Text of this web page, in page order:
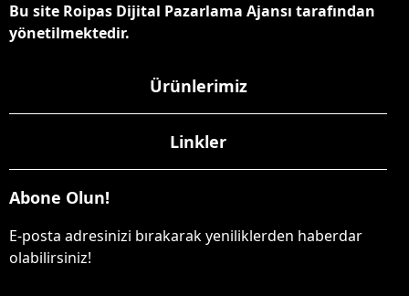
Bu site Roipas Dijital Pazarlama Ajansı tarafından
yönetilmektedir.
Ürünlerimiz
Linkler
Abone Olun!
E-posta adresinizi bırakarak yeniliklerden haberdar
olabilirsiniz!